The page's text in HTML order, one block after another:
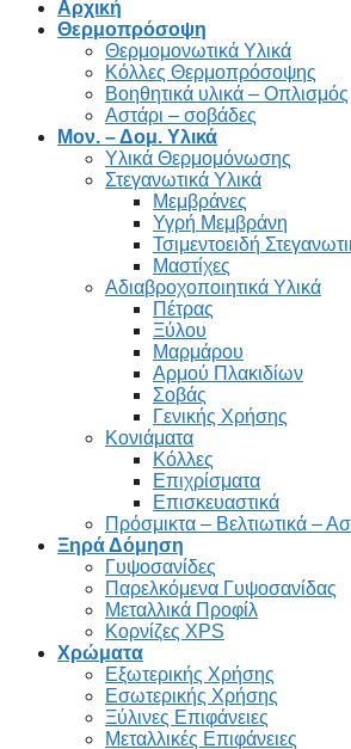
Αρχική
Θερμοπρόσοψη
Θερμομονωτικά Υλικά
Κόλλες Θερμοπρόσοψης
Βοηθητικά υλικά – Οπλισμός
Αστάρι – σοβάδες
Μον. – Δομ. Υλικά
Υλικά Θερμομόνωσης
Στεγανωτικά Υλικά
Μεμβράνες
Υγρή Μεμβράνη
Τσιμεντοειδή
Μαστίχες
Αδιαβροχοποιητικά Υλικά
Πέτρας
Ξύλου
Μαρμάρου
Αρμού Πλακιδίων
Σοβάς
Γενικής Χρήσης
Κονιάματα
Κόλλες
Επιχρίσματα
Επισκευαστικά
Πρόσμικτα – Βελτιωτικά –
Ξηρά Δόμηση
Γυψοσανίδες
Παρελκόμενα Γυψοσανίδας
Μεταλλικά Προφίλ
Κορνίζες XPS
Χρώματα
Εξωτερικής Χρήσης
Εσωτερικής Χρήσης
Ξύλινες Επιφάνειες
Μεταλλικές Επιφάνειες